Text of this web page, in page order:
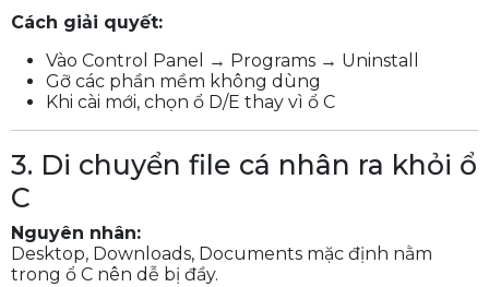
Cách giải quyết:
Vào Control Panel → Programs → Uninstall
Gỡ các phần mềm không dùng
Khi cài mới, chọn ổ D/E thay vì ổ C
3. Di chuyển file cá nhân ra khỏi ổ
C
Nguyên nhân:
Desktop, Downloads, Documents mặc định nằm
trong ổ C nên dễ bị đầy.